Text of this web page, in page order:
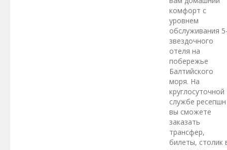
комфорт с
уровнем
обслуживания
звездочного
отеля на
побережье
Балтийского
моря. На
круглосуточной
службе ресепшн
вы сможете
заказать
трансфер,
билеты, столик